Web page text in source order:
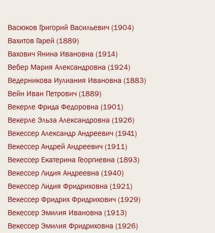
Васюков Григорий Васильевич (1904)
Вахитов Гарей (1889)
Вахович Янина Ивановна (1914)
Вебер Мария Александровна (1924)
Ведерникова Иулиания Ивановна (1883)
Вейн Иван Петрович (1889)
Векерле Фрида Федоровна (1901)
Векерле Эльза Александровна (1926)
Векессер Александр Андреевич (1941)
Векессер Андрей Андреевич (1911)
Векессер Екатерина Георгиевна (1893)
Векессер Лидия Андреевна (1940)
Векессер Лидия Фридриховна (1921)
Векессер Фридрих Фридрихович (1929)
Векессер Эмилия Ивановна (1913)
Векессер Эмилия Фридриховна (1926)